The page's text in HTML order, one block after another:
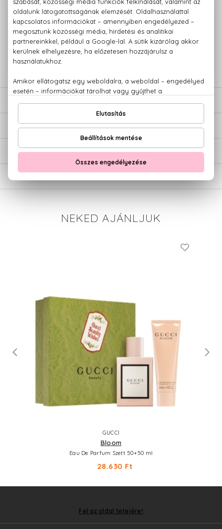
100% eredeti termékek,14 napos visszaküldési garanciával
Kérdésed van, elakadtál? Hívd ügyfélszolgálatunkat: +36 20
779 1926
ÉRTÉKELÉSEK (0)
SZÁLLÍTÁS
NEKED AJÁNLJUK
GUCCI
Bloom
Eau De Parfum Szett 50+50 ml
28.630 Ft
Fel az oldal tetejére!